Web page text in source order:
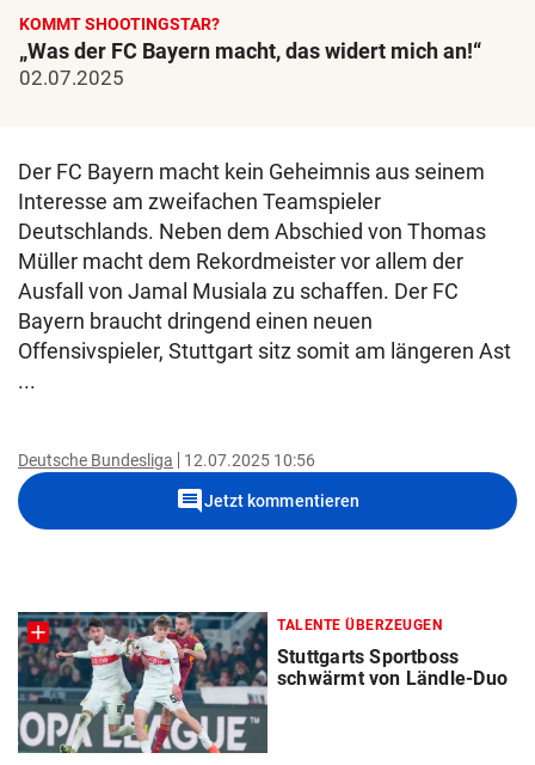
KOMMT SHOOTINGSTAR?
„Was der FC Bayern macht, das widert mich an!“
02.07.2025
Der FC Bayern macht kein Geheimnis aus seinem
Interesse am zweifachen Teamspieler
Deutschlands. Neben dem Abschied von Thomas
Müller macht dem Rekordmeister vor allem der
Ausfall von Jamal Musiala zu schaffen. Der FC
Bayern braucht dringend einen neuen
Offensivspieler, Stuttgart sitz somit am längeren Ast
...
Deutsche Bundesliga 12.07.2025 10:56
commentJetzt kommentieren
TALENTE ÜBERZEUGEN
Stuttgarts Sportboss
schwärmt von Ländle-Duo